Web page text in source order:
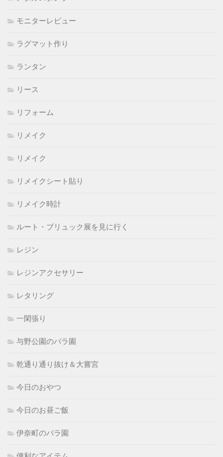
モニターレビュー
ラグマット作り
ランタン
リース
リフォーム
リメイク
リメイク
リメイクシート貼り
リメイク時計
ルート・ブリュック展を見に行く
レジン
レジンアクセサリー
レタリング
一閑張り
与野公園のバラ園
乾通り通り抜け＆大嘗宮
今日のおやつ
今日のお昼ご飯
伊奈町のバラ園